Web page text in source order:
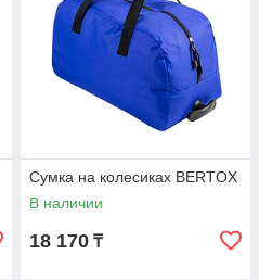
Сумка на колесиках BERTOX
В наличии
18 170 ₸